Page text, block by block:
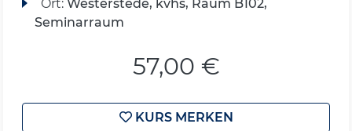
Ort: Westerstede, kvhs, Raum B102,
Seminarraum
57,00 €
KURS MERKEN